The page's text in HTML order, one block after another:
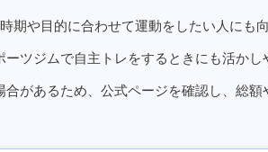
期や目的に合わせて運動をしたい人にも向
ツジムで自主トレをするときにも活かし
があるため、公式ページを確認し、総